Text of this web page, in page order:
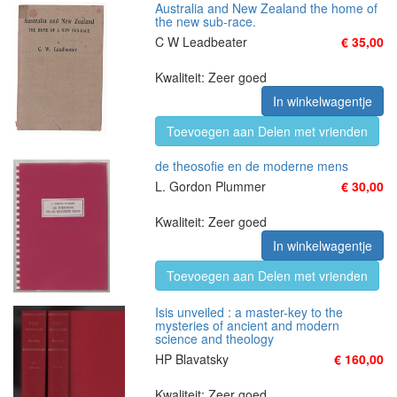
Australia and New Zealand the home of
the new sub-race.
C W Leadbeater
€ 35,00
Kwaliteit: Zeer goed
In winkelwagentje
Toevoegen aan Delen met vrienden
de theosofie en de moderne mens
L. Gordon Plummer
€ 30,00
Kwaliteit: Zeer goed
In winkelwagentje
Toevoegen aan Delen met vrienden
Isis unveiled : a master-key to the
mysteries of ancient and modern
science and theology
HP Blavatsky
€ 160,00